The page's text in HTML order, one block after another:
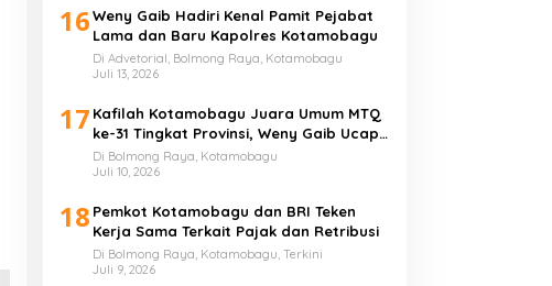
16Weny Gaib Hadiri Kenal Pamit Pejabat
Lama dan Baru Kapolres Kotamobagu
Di Advetorial, Bolmong Raya, Kotamobagu
Juli 13, 2026
17 Kafilah Kotamobagu Juara Umum MTQ
ke-31 Tingkat Provinsi, Weny Gaib Ucap
Syukur
Di Bolmong Raya, Kotamobagu
Juli 10, 2026
18 Pemkot Kotamobagu dan BRI Teken
Kerja Sama Terkait Pajak dan Retribusi
Di Bolmong Raya, Kotamobagu, Terkini
Juli 9, 2026